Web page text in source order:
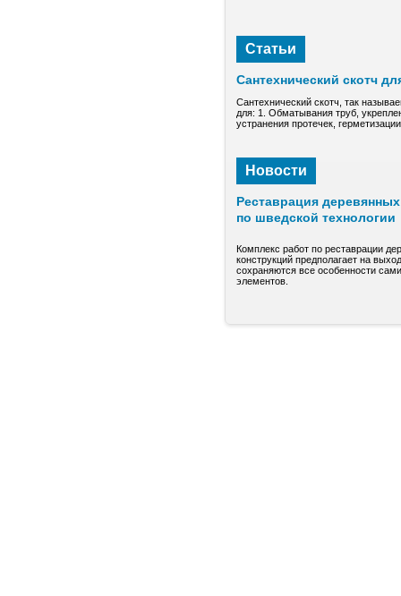
Статьи
Сантехнический скотч
Сантехнический скотч, так
для: 1. Обматывания труб,
устранения протечек,
Новости
Реставрация
по шведской технологии
Комплекс работ по реставрации
конструкций предполагает на
сохраняются все особенности
элементов.